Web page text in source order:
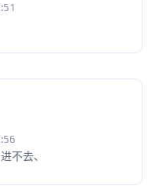
不去、